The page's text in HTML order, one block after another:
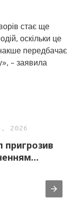
стає ще
оскільки це
передбачає
– заявила
2026
пригрозив
ЗМІ через
про
боєприпасів